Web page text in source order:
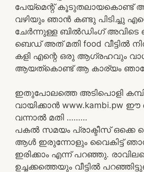
പേയ്‌മെന്റ് കൂടുതലായകൊണ്ട്
വഴിയും ഞാൻ കണ്ടു പിടിച്ചു
ചേർന്നുള്ള ബിൽഡിംഗ്‌ അവിടെ
ബെഡ് അത് മതി food വീട്ടിൽ
കളി എന്റെ ഒരു ആഗ്രഹവും
ആയത്കൊണ്ട് ആ കാര്യം
ഇതുപോലത്തെ അടിപൊളി
വായിക്കാൻ www.kambi.pw
വന്നാൽ മതി ………
പകൽ സമയം പ്രാക്ടീസ് ഒക്കെ
ആൾ ഇരുന്നോളും വൈകിട്ട്
ഇരിക്കാം എന്ന് പറഞ്ഞു.
ഉച്ചക്കത്തെയും വീട്ടിൽ